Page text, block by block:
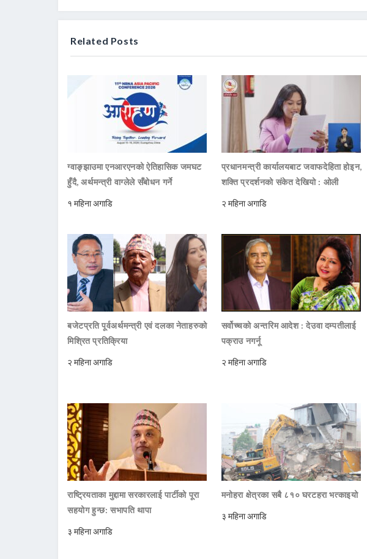
Related Posts
ग्वाङ्झाउमा एनआरएनको ऐतिहासिक जमघट
हुँदै, अर्थमन्त्री वाग्लेले सँबोधन गर्ने
१ महिना अगाडि
प्रधानमन्त्री कार्यालयबाट जवाफदेहिता होइन,
शक्ति प्रदर्शनको संकेत देखियो : ओली
२ महिना अगाडि
बजेटप्रति पूर्वअर्थमन्त्री एवं दलका नेताहरुको
मिश्रित प्रतिक्रिया
२ महिना अगाडि
सर्वोच्चको अन्तरिम आदेश : देउवा दम्पतीलाई
पक्राउ नगर्नू
२ महिना अगाडि
राष्ट्रियताका मुद्दामा सरकारलाई पार्टीको पूरा
सहयोग हुन्छ: सभापति थापा
३ महिना अगाडि
मनोहरा क्षेत्रका सबै ८१० घरटहरा भत्काइयो
३ महिना अगाडि